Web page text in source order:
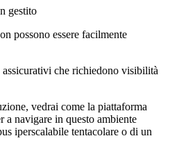
gestito
possono essere facilmente
che richiedono visibilità
vedrai come la piattaforma
a navigare in questo ambiente
iperscalabile tentacolare o di un